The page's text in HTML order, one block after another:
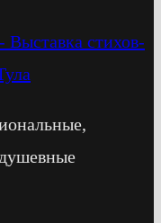
- Выставка стихов-